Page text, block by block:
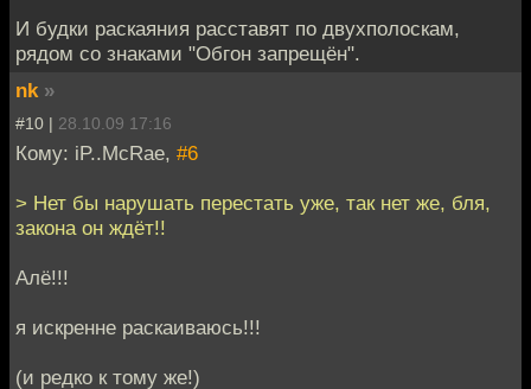
И будки раскаяния расставят по двухполоскам,
рядом со знаками "Обгон запрещён".
nk »
#10 | 28.10.09 17:16
Кому: iP..McRae, #6
> Нет бы нарушать перестать уже, так нет же, бля,
закона он ждёт!!
Алё!!!
я искренне раскаиваюсь!!!
(и редко к тому же!)